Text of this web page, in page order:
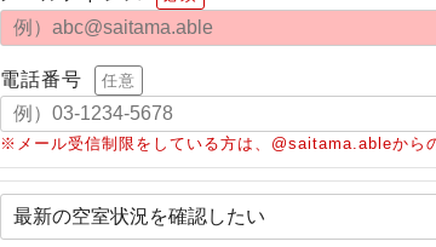
電話番号 任意
※メール受信制限をしている方は、@saitama.ableから